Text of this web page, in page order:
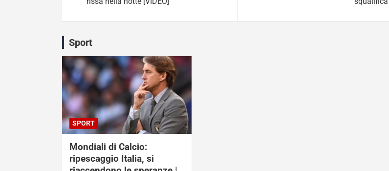
Sport
SPORT
Mondiali di Calcio:
ripescaggio Italia, si
riaccendono le speranze |